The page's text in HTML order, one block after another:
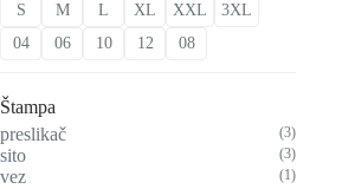
S M L XL XXL
3XL
04
06 10 12 08
Štampa
preslikač
(3)
sito (3)
vez (1)